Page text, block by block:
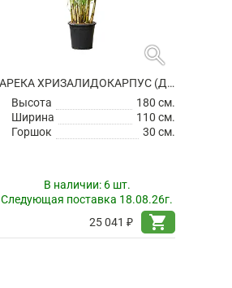
search
АРЕКА ХРИЗАЛИДОКАРПУС (ДИПСИС ЖЕЛТОВАТЫЙ)
Высота
180 см.
Ширина
110 см.
Горшок
30 см.
В наличии: 6 шт.
Следующая поставка 18.08.26г.
25 041 ₽
shopping_cart